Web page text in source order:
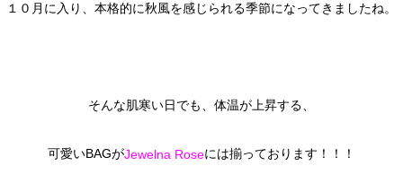
１０月に入り、本格的に秋風を感じられる季節になってきましたね。
そんな肌寒い日でも、体温が上昇する、
可愛いBAGがJewelna Roseには揃っております！！！